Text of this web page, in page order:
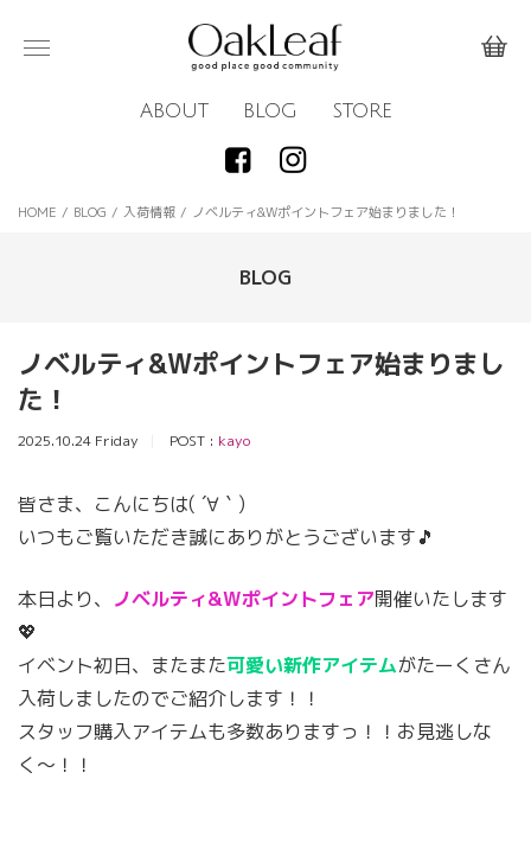
ABOUT BLOG STORE
HOME / BLOG / 入荷情報 / ノベルティ&Wポイントフェア始まりました！
BLOG
ノベルティ&Wポイントフェア始まりまし
た！
2025.10.24 Friday POST : kayo
皆さま、こんにちは( ´∀｀)
いつもご覧いただき誠にありがとうございます🎵
本日より、 ノベルティ&Wポイントフェア開催いたします
💖
イベント初日、またまた可愛い新作アイテムがたーくさん
入荷しましたのでご紹介します！！
スタッフ購入アイテムも多数ありますっ！！お見逃しな
く〜！！